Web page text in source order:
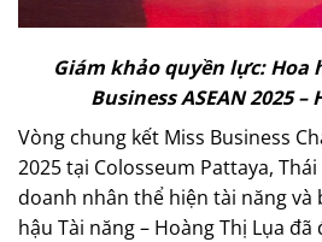
Giám khảo quyền lực: Hoa
Business ASEAN 2025 –
Vòng chung kết Miss Business
2025 tại Colosseum Pattaya,
doanh nhân thể hiện tài năng và
hậu Tài năng – Hoàng Thị Lụa